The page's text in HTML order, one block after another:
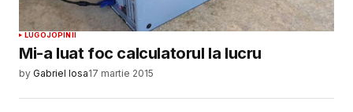
LUGOJOPINII
Mi-a luat foc calculatorul la lucru
by Gabriel Iosa17 martie 2015